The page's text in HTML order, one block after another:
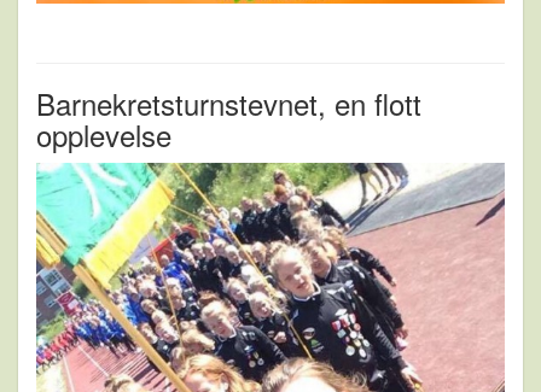
Barnekretsturnstevnet, en flott
opplevelse